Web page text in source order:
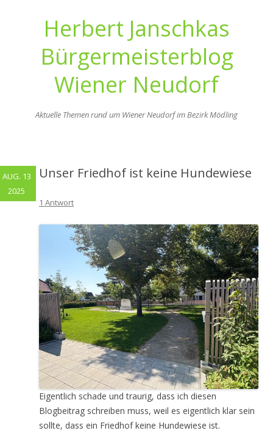
Herbert Janschkas
Bürgermeisterblog
Wiener Neudorf
Aktuelle Themen rund um Wiener Neudorf im Bezirk Mödling
Unser Friedhof ist keine Hundewiese
1 Antwort
Eigentlich schade und traurig, dass ich diesen
Blogbeitrag schreiben muss, weil es eigentlich klar sein
sollte, dass ein Friedhof keine Hundewiese ist.
AUG. 13
2025